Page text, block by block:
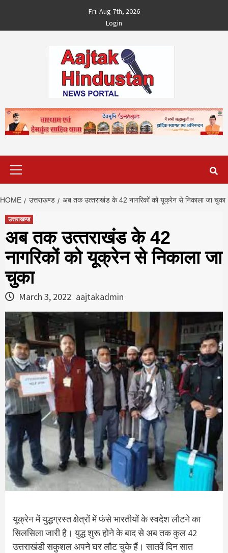
content
Fri. Aug 7th, 2026
Login
HOME उत्तराखण्ड अब तक उत्‍तराखंड के 42 नागरिकों को यूक्रेन से निकाला जा चुका
उत्तराखण्ड
अब तक उत्‍तराखंड के 42
नागरिकों को यूक्रेन से निकाला जा
चुका
March 3, 2022 aajtakadmin
यूक्रेन में युद्धग्रस्त क्षेत्रों में फंसे भारतीयों के स्वदेश लौटने का
सिलसिला जारी है। युद्ध शुरू होने के बाद से अब तक कुल 42
उत्तराखंडी सकुशल अपने घर लौट चुके हैं। सातवें दिन सात